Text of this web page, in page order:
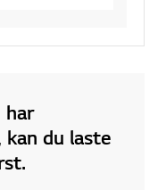
har
du laste